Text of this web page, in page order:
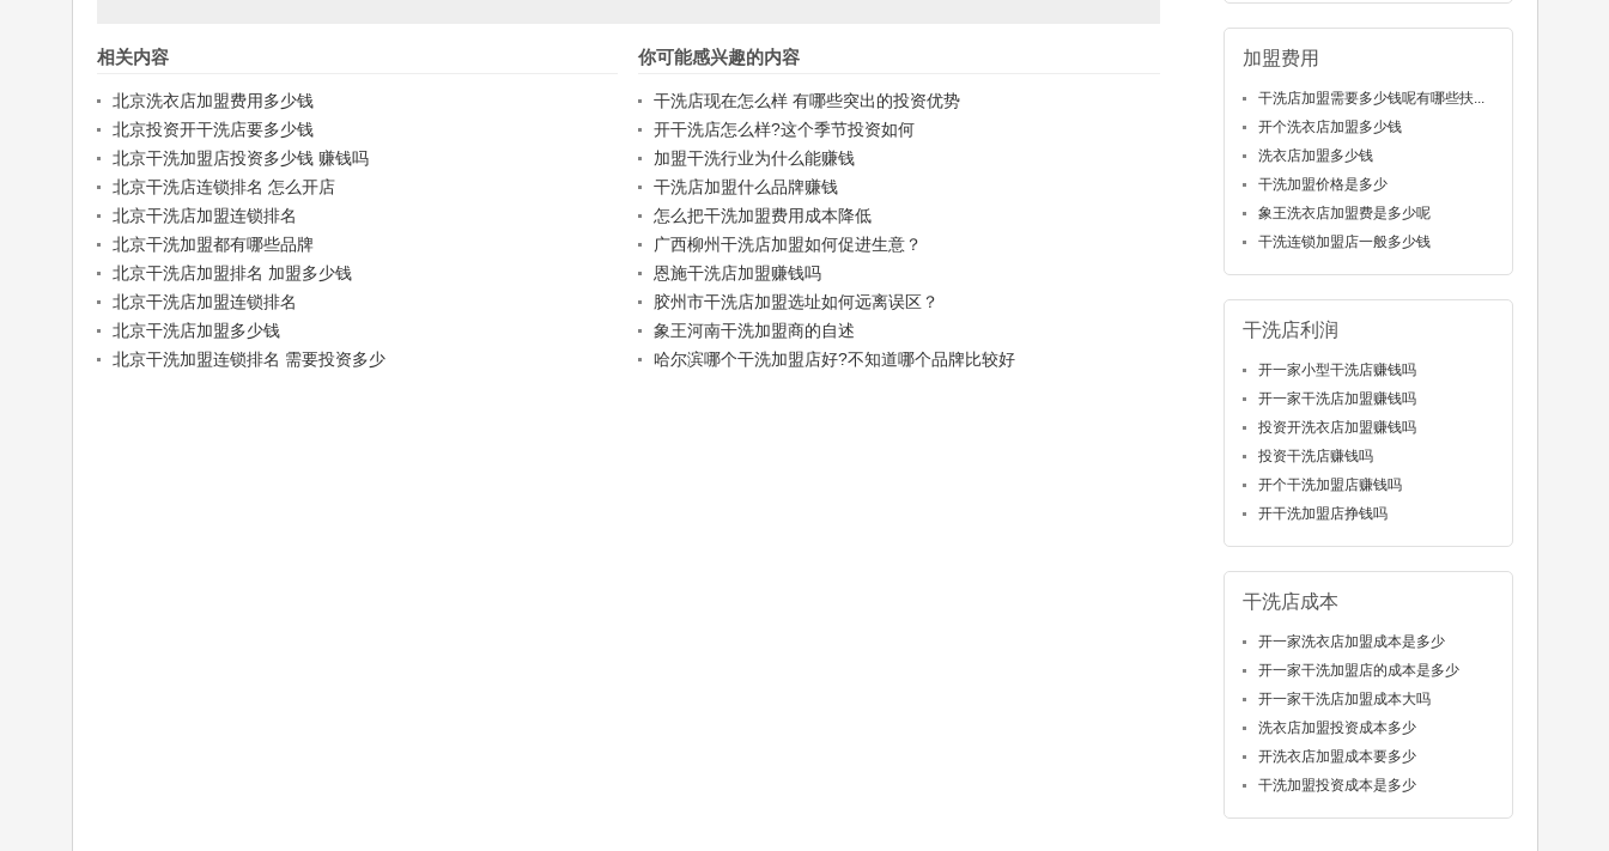
相关内容
北京洗衣店加盟费用多少钱
北京投资开干洗店要多少钱
北京干洗加盟店投资多少钱 赚钱吗
北京干洗店连锁排名 怎么开店
北京干洗店加盟连锁排名
北京干洗加盟都有哪些品牌
北京干洗店加盟排名 加盟多少钱
北京干洗店加盟连锁排名
北京干洗店加盟多少钱
北京干洗加盟连锁排名 需要投资多少
你可能感兴趣的内容
干洗店现在怎么样 有哪些突出的投资优势
开干洗店怎么样?这个季节投资如何
加盟干洗行业为什么能赚钱
干洗店加盟什么品牌赚钱
怎么把干洗加盟费用成本降低
广西柳州干洗店加盟如何促进生意？
恩施干洗店加盟赚钱吗
胶州市干洗店加盟选址如何远离误区？
象王河南干洗加盟商的自述
哈尔滨哪个干洗加盟店好?不知道哪个品牌比较好
加盟费用
干洗店加盟需要多少钱呢有哪些扶...
开个洗衣店加盟多少钱
洗衣店加盟多少钱
干洗加盟价格是多少
象王洗衣店加盟费是多少呢
干洗连锁加盟店一般多少钱
干洗店利润
开一家小型干洗店赚钱吗
开一家干洗店加盟赚钱吗
投资开洗衣店加盟赚钱吗
投资干洗店赚钱吗
开个干洗加盟店赚钱吗
开干洗加盟店挣钱吗
干洗店成本
开一家洗衣店加盟成本是多少
开一家干洗加盟店的成本是多少
开一家干洗店加盟成本大吗
洗衣店加盟投资成本多少
开洗衣店加盟成本要多少
干洗加盟投资成本是多少